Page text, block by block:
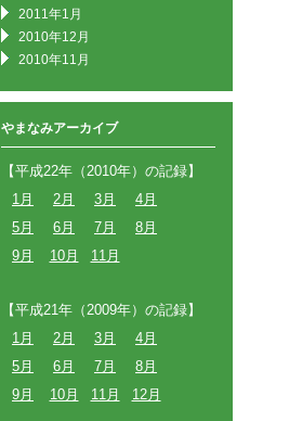
2011年1月
2010年12月
2010年11月
やまなみアーカイブ
【平成22年（2010年）の記録】
1月
2月 3月
4月
5月
6月 7月
8月
9月
10月 11月
【平成21年（2009年）の記録】
1月
2月 3月
4月
5月
6月 7月
8月
9月
10月 11月 12月